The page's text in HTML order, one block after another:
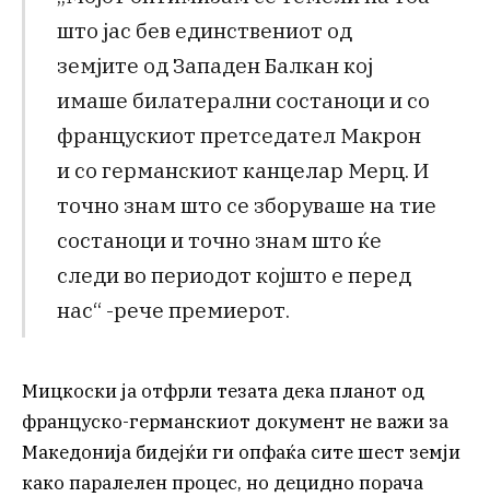
што јас бев единствениот од
земјите од Западен Балкан кој
имаше билатерални состаноци и со
францускиот претседател Макрон
и со германскиот канцелар Мерц. И
точно знам што се зборуваше на тие
состаноци и точно знам што ќе
следи во периодот којшто е перед
нас“ -рече премиерот.
Мицкоски ја отфрли тезата дека планот од
француско-германскиот документ не важи за
Македонија бидејќи ги опфаќа сите шест земји
како паралелен процес, но децидно порача